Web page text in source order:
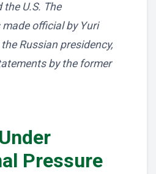
U.S. The
official by Yuri
Russian presidency,
by the former
Pressure